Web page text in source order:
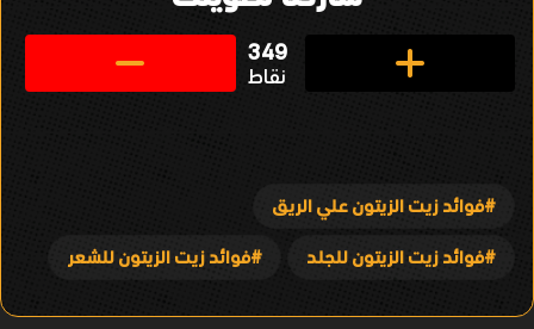
349
نقاط
فوائد زيت الزيتون علي الريق
فوائد زيت الزيتون للجلد فوائد زيت الزيتون للشعر